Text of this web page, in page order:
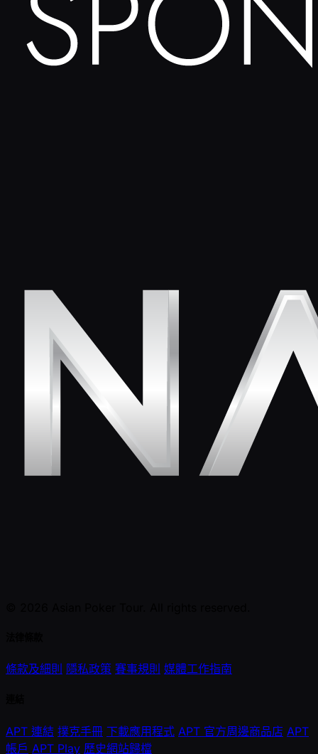
條款及細則 隱私政策 賽事規則 媒體工作指南
APT 連結 撲克手冊 下載應用程式 APT 官方周邊商品店 APT
帳戶 APT Play 歷史網站歸檔